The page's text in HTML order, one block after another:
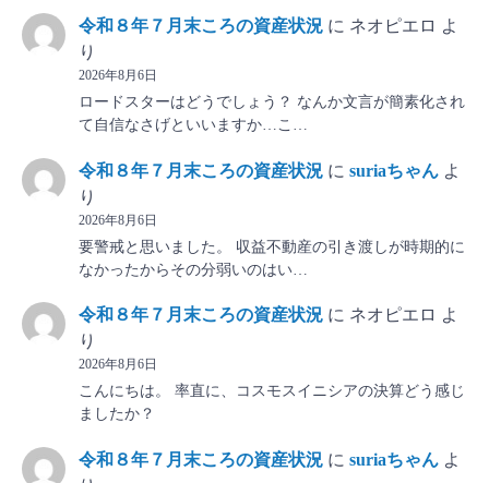
令和８年７月末ころの資産状況 に ネオピエロ よ
り
2026年8月6日
ロードスターはどうでしょう？ なんか文言が簡素化され
て自信なさげといいますか…こ…
令和８年７月末ころの資産状況 に suriaちゃん よ
り
2026年8月6日
要警戒と思いました。 収益不動産の引き渡しが時期的に
なかったからその分弱いのはい…
令和８年７月末ころの資産状況 に ネオピエロ よ
り
2026年8月6日
こんにちは。 率直に、コスモスイニシアの決算どう感じ
ましたか？
令和８年７月末ころの資産状況 に suriaちゃん よ